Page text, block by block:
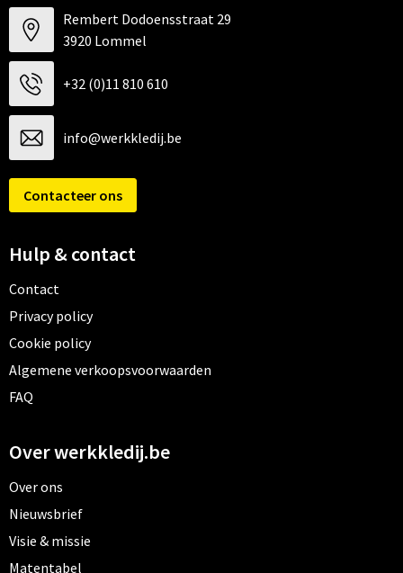
Rembert Dodoensstraat 29
3920 Lommel
+32 (0)11 810 610
info@werkkledij.be
Contacteer ons
Hulp & contact
Contact
Privacy policy
Cookie policy
Algemene verkoopsvoorwaarden
FAQ
Over werkkledij.be
Over ons
Nieuwsbrief
Visie & missie
Matentabel